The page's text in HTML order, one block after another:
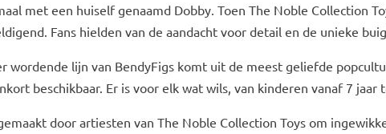
met een huiself genaamd Dobby. Toen The Noble Collection
Fans hielden van de aandacht voor detail en de unieke
wordende lijn van BendyFigs komt uit de meest geliefde
beschikbaar. Er is voor elk wat wils, van kinderen vanaf 7 jaar
door artiesten van The Noble Collection Toys om